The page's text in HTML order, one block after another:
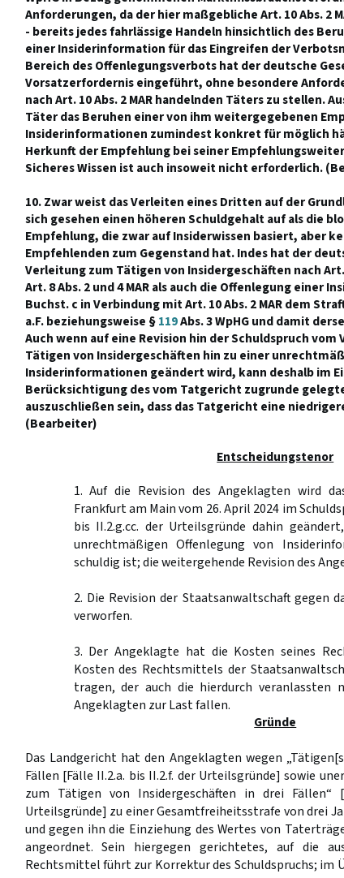
Anforderungen, da der hier maßgebliche Art. 10 Abs. 2
- bereits jedes fahrlässige Handeln hinsichtlich des
einer Insiderinformation für das Eingreifen der
Bereich des Offenlegungsverbots hat der deutsche
Vorsatzerfordernis eingeführt, ohne besondere
nach Art. 10 Abs. 2 MAR handelnden Täters zu stellen.
Täter das Beruhen einer von ihm weitergegebenen
Insiderinformationen zumindest konkret für möglich
Herkunft der Empfehlung bei seiner
Sicheres Wissen ist auch insoweit nicht erforderlich.
10. Zwar weist das Verleiten eines Dritten auf der
sich gesehen einen höheren Schuldgehalt auf als die
Empfehlung, die zwar auf Insiderwissen basiert, aber
Empfehlenden zum Gegenstand hat. Indes hat der
Verleitung zum Tätigen von Insidergeschäften nach
Art. 8 Abs. 2 und 4 MAR als auch die Offenlegung einer
Buchst. c in Verbindung mit Art. 10 Abs. 2 MAR dem
a.F. beziehungsweise §119Abs. 3 WpHG und damit
Auch wenn auf eine Revision hin der Schuldspruch
Tätigen von Insidergeschäften hin zu einer
Insiderinformationen geändert wird, kann deshalb im
Berücksichtigung des vom Tatgericht zugrunde
auszuschließen sein, dass das Tatgericht eine
(Bearbeiter)
Entscheidungstenor
1. Auf die Revision des Angeklagten wird
Frankfurt am Main vom 26. April 2024 im
bis II.2.g.cc. der Urteilsgründe dahin
unrechtmäßigen Offenlegung von
schuldig ist; die weitergehende Revision des
2. Die Revision der Staatsanwaltschaft gegen
verworfen.
3. Der Angeklagte hat die Kosten seines
Kosten des Rechtsmittels der
tragen, der auch die hierdurch veranlassten
Angeklagten zur Last fallen.
Gründe
Das Landgericht hat den Angeklagten wegen
Fällen [Fälle II.2.a. bis II.2.f. der Urteilsgründe] sowie
zum Tätigen von Insidergeschäften in drei Fällen“
Urteilsgründe] zu einer Gesamtfreiheitsstrafe von drei
und gegen ihn die Einziehung des Wertes von
angeordnet. Sein hiergegen gerichtetes, auf die
Rechtsmittel führt zur Korrektur des Schuldspruchs; im